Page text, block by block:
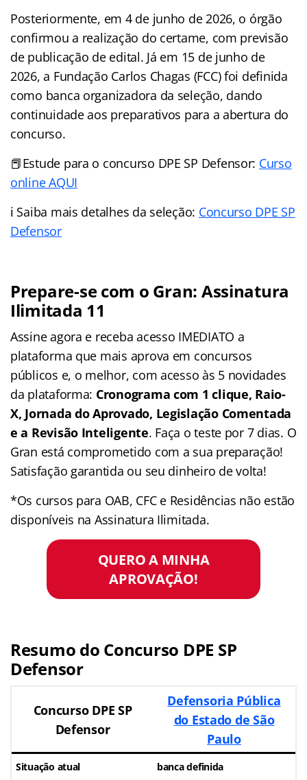
Posteriormente, em 4 de junho de 2026, o órgão
confirmou a realização do certame, com previsão
de publicação de edital. Já em 15 de junho de
2026, a Fundação Carlos Chagas (FCC) foi definida
como banca organizadora da seleção, dando
continuidade aos preparativos para a abertura do
concurso.
📕Estude para o concurso DPE SP Defensor: Curso
online AQUI
ℹ️ Saiba mais detalhes da seleção: Concurso DPE SP
Defensor
Prepare-se com o Gran: Assinatura
Ilimitada 11
Assine agora e receba acesso IMEDIATO a
plataforma que mais aprova em concursos
públicos e, o melhor, com acesso às 5 novidades
da plataforma: Cronograma com 1 clique, Raio-
X, Jornada do Aprovado, Legislação Comentada
e a Revisão Inteligente. Faça o teste por 7 dias. O
Gran está comprometido com a sua preparação!
Satisfação garantida ou seu dinheiro de volta!
*Os cursos para OAB, CFC e Residências não estão
disponíveis na Assinatura Ilimitada.
QUERO A MINHA
APROVAÇÃO!
Resumo do Concurso DPE SP
Defensor
Concurso DPE SP
Defensor
Defensoria Pública
do Estado de São
Paulo
Situação atual banca definida